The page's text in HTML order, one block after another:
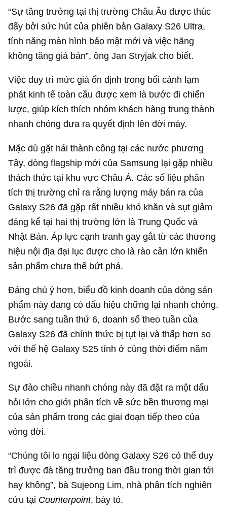
“Sự tăng trưởng tại thị trường Châu Âu được thúc
đẩy bởi sức hút của phiên bản Galaxy S26 Ultra,
tính năng màn hình bảo mật mới và việc hãng
không tăng giá bán”, ông Jan Stryjak cho biết.
Việc duy trì mức giá ổn định trong bối cảnh lạm
phát kinh tế toàn cầu được xem là bước đi chiến
lược, giúp kích thích nhóm khách hàng trung thành
nhanh chóng đưa ra quyết định lên đời máy.
Mặc dù gặt hái thành công tại các nước phương
Tây, dòng flagship mới của Samsung lại gặp nhiều
thách thức tại khu vực Châu Á. Các số liệu phân
tích thị trường chỉ ra rằng lượng máy bán ra của
Galaxy S26 đã gặp rất nhiều khó khăn và sụt giảm
đáng kể tại hai thị trường lớn là Trung Quốc và
Nhật Bản. Áp lực cạnh tranh gay gắt từ các thương
hiệu nội địa đại lục được cho là rào cản lớn khiến
sản phẩm chưa thể bứt phá.
Đáng chú ý hơn, biểu đồ kinh doanh của dòng sản
phẩm này đang có dấu hiệu chững lại nhanh chóng.
Bước sang tuần thứ 6, doanh số theo tuần của
Galaxy S26 đã chính thức bị tụt lại và thấp hơn so
với thế hệ Galaxy S25 tính ở cùng thời điểm năm
ngoái.
Sự đảo chiều nhanh chóng này đã đặt ra một dấu
hỏi lớn cho giới phân tích về sức bền thương mại
của sản phẩm trong các giai đoạn tiếp theo của
vòng đời.
“Chúng tôi lo ngại liệu dòng Galaxy S26 có thể duy
trì được đà tăng trưởng ban đầu trong thời gian tới
hay không”, bà Sujeong Lim, nhà phân tích nghiên
cứu tại Counterpoint, bày tỏ.